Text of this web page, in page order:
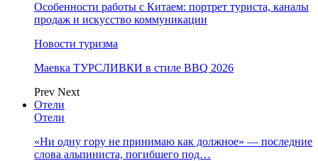
Особенности работы с Китаем: портрет туриста, каналы
продаж и искусство коммуникации
Новости туризма
Маевка ТУРСЛИВКИ в стиле BBQ 2026
Prev Next
Отели
Отели
«Ни одну гору не принимаю как должное» — последние
слова альпиниста, погибшего под…